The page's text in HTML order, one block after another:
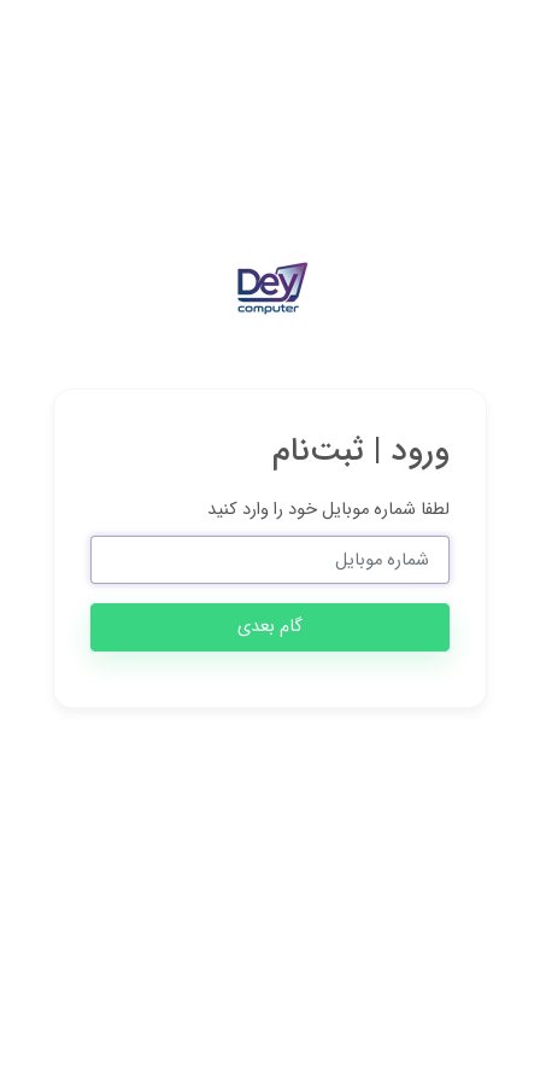
ورود | ثبت‌نام
لطفا شماره موبایل خود را وارد کنید
گام بعدی